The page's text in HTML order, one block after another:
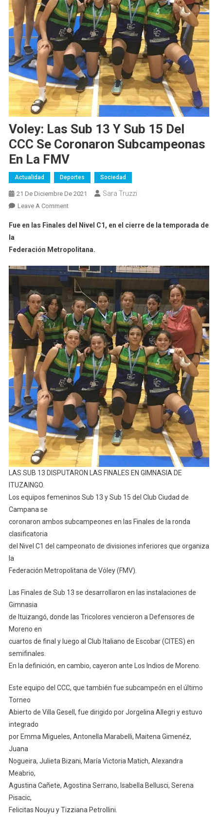
Voley: Las Sub 13 Y Sub 15 Del
CCC Se Coronaron Subcampeonas
En La FMV
Actualidad Deportes Sociedad
21 De Diciembre De 2021 Sara Truzzi
Leave A CommentOn
Las
13
Sub
Del
CCC
Se
Coronaron
Subcampeonas
En
La
FMV
Fue en las Finales del Nivel C1, en el cierre de la temporada de
la
Federación Metropolitana.
LAS SUB 13 DISPUTARON LAS FINALES EN GIMNASIA DE
ITUZAINGO.
Los equipos femeninos Sub 13 y Sub 15 del Club Ciudad de
Campana se
coronaron ambos subcampeones en las Finales de la ronda
clasificatoria
del Nivel C1 del campeonato de divisiones inferiores que organiza
la
Federación Metropolitana de Vóley (FMV).
Las Finales de Sub 13 se desarrollaron en las instalaciones de
Gimnasia
de Ituizangó, donde las Tricolores vencieron a Defensores de
Moreno en
cuartos de final y luego al Club Italiano de Escobar (CITES) en
semifinales.
En la definición, en cambio, cayeron ante Los Indios de Moreno.
Este equipo del CCC, que también fue subcampeón en el último
Torneo
Abierto de Villa Gesell, fue dirigido por Jorgelina Allegri y estuvo
integrado
por Emma Migueles, Antonella Marabelli, Maitena Gimenéz,
Juana
Nogueira, Julieta Bizani, María Victoria Matich, Alexandra
Meabrio,
Agustina Cañete, Agostina Serrano, Isabella Bellusci, Serena
Pisacic,
Felicitas Nouyu y Tizziana Petrollini.